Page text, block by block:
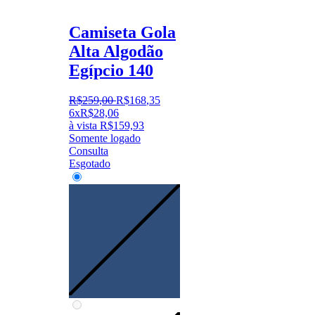
Camiseta Gola
Alta Algodão
Egípcio 140
R$259,00 R$168,35
6xR$28,06
à vista R$159,93
Somente logado
Consulta
Esgotado